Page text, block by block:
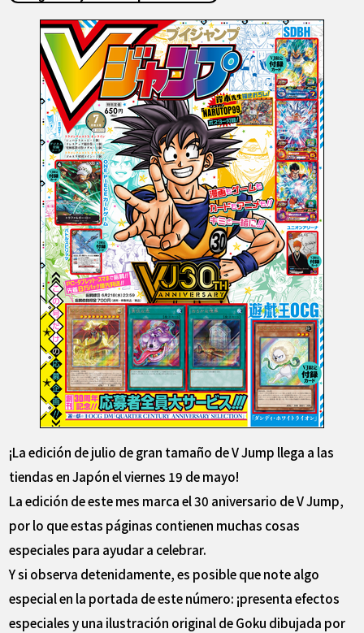
LANGUAGE
JP
EN FR DE ES
¡La edición de julio de gran tamaño de V Jump llega a las
tiendas en Japón el viernes 19 de mayo!
La edición de este mes marca el 30 aniversario de V Jump,
por lo que estas páginas contienen muchas cosas
especiales para ayudar a celebrar.
Y si observa detenidamente, es posible que note algo
especial en la portada de este número: ¡presenta efectos
especiales y una ilustración original de Goku dibujada por